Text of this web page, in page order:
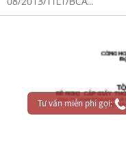
Tư vấn miễn phí gọi: